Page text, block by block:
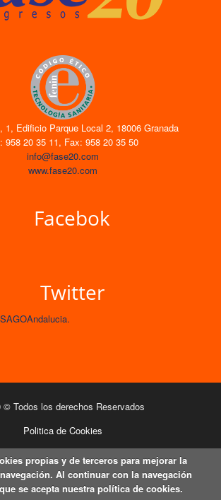
1, Edificio Parque Local 2, 18006 Granada
958 20 35 11, Fax: 958 20 35 50
info@fase20.com
www.fase20.com
Facebok
Twitter
© Todos los derechos Reservados
Politica de Cookies
propias y de terceros para mejorar la
Al continuar con la navegación
se acepta nuestra política de cookies.